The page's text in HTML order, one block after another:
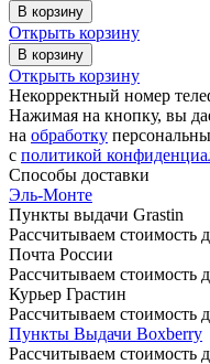
В корзину
Открыть корзину
В корзину
Открыть корзину
Некорректный номер
Нажимая на кнопку, вы
на обработку
c политикой
Способы доставки
Эль-Монте
Пункты выдачи Grastin
Рассчитываем стоимость
Почта России
Рассчитываем стоимость
Курьер Грастин
Рассчитываем стоимость
Пункты Выдачи Boxberry
Рассчитываем стоимость